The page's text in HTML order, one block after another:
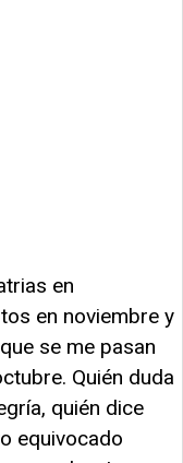
en
en noviembre y
se me pasan
Quién duda
quién dice
equivocado